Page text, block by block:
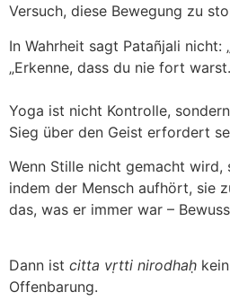
Versuch, diese Bewegung zu
In Wahrheit sagt Patañjali nicht:
„Erkenne, dass du nie fort
Yoga ist nicht Kontrolle,
Sieg über den Geist erfordert
Wenn Stille nicht gemacht wird,
indem der Mensch aufhört, sie
das, was er immer war –
Dann ist citta vṛtti nirodhaḥ
Offenbarung.